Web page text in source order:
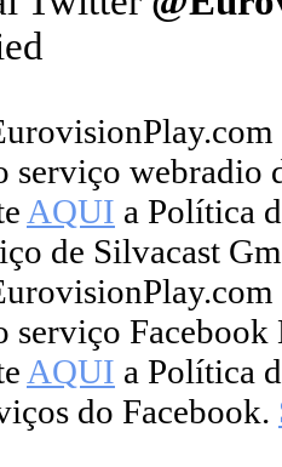
serviço webradio
AQUI a Política
de Silvacast
serviço Facebook
AQUI a Política
do Facebook.